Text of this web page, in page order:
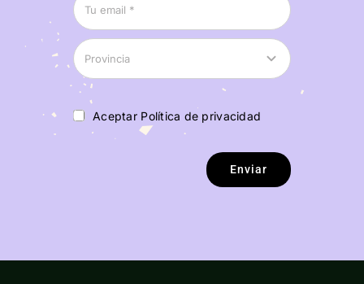
Aceptar Política de privacidad
Enviar